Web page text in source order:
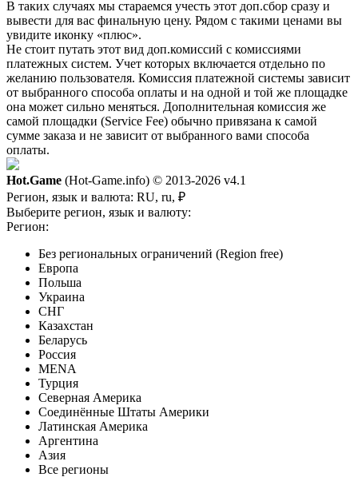
В таких случаях мы стараемся учесть этот доп.сбор сразу и
вывести для вас финальную цену. Рядом с такими ценами вы
увидите иконку «плюс».
Не стоит путать этот вид доп.комиссий с комиссиями
платежных систем. Учет которых включается отдельно по
желанию пользователя. Комиссия платежной системы зависит
от выбранного способа оплаты и на одной и той же площадке
она может сильно меняться. Дополнительная комиссия же
самой площадки (Service Fee) обычно привязана к самой
сумме заказа и не зависит от выбранного вами способа
оплаты.
Hot.Game (Hot-Game.info) © 2013-2026 v4.1
Регион, язык и валюта: RU, ru, ₽
Выберите регион, язык и валюту:
Регион:
Без региональных ограничений (Region free)
Европа
Польша
Украина
СНГ
Казахстан
Беларусь
Россия
MENA
Турция
Северная Америка
Соединённые Штаты Америки
Латинская Америка
Аргентина
Азия
Все регионы